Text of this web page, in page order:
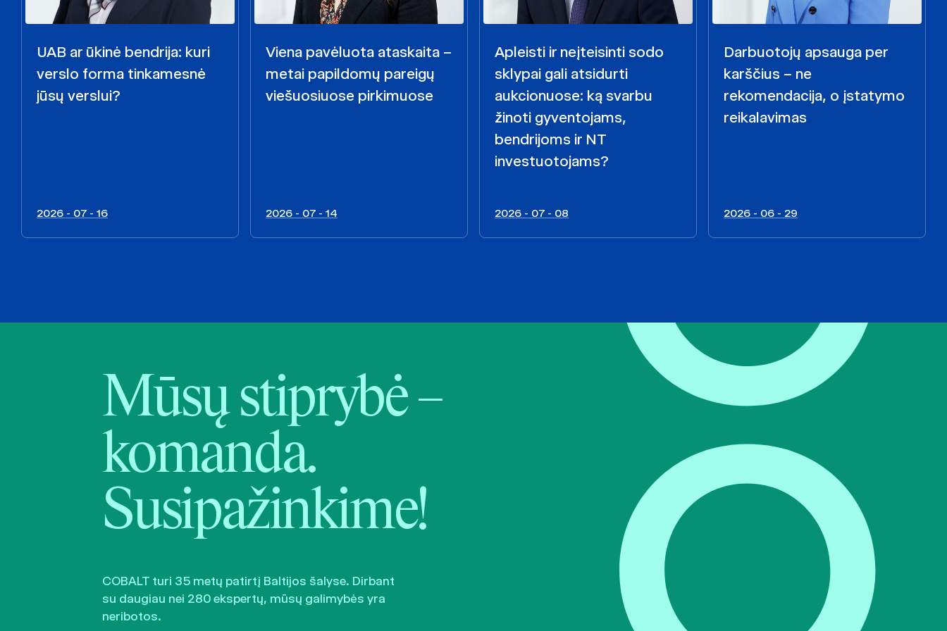
UAB ar ūkinė bendrija: kuri
verslo forma tinkamesnė
jūsų verslui?
2026 - 07 - 16
Viena pavėluota ataskaita –
metai papildomų pareigų
viešuosiuose pirkimuose
2026 - 07 - 14
Apleisti ir neįteisinti sodo
sklypai gali atsidurti
aukcionuose: ką svarbu
žinoti gyventojams,
bendrijoms ir NT
investuotojams?
2026 - 07 - 08
Darbuotojų apsauga per
karščius – ne
rekomendacija, o įstatymo
reikalavimas
2026 - 06 - 29
Mūsų stiprybė –
komanda.
Susipažinkime!
COBALT turi 35 metų patirtį Baltijos šalyse. Dirbant
su daugiau nei 280 ekspertų, mūsų galimybės yra
neribotos.